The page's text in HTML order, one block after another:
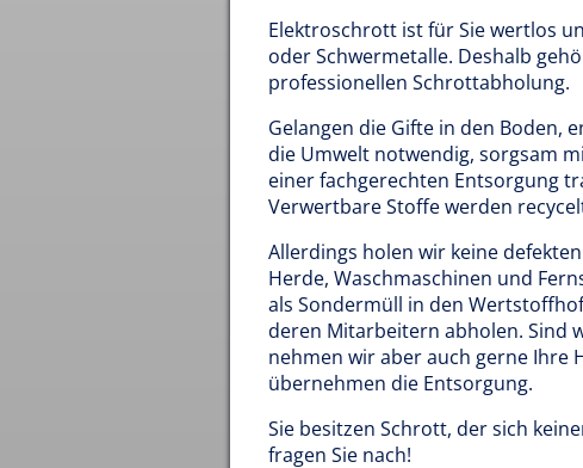
Elektroschrott ist für Sie wertlos
oder Schwermetalle. Deshalb
professionellen Schrottabholung.
Gelangen die Gifte in den Boden,
die Umwelt notwendig, sorgsam
einer fachgerechten Entsorgung
Verwertbare Stoffe werden
Allerdings holen wir keine
Herde, Waschmaschinen und
als Sondermüll in den
deren Mitarbeitern abholen. Sind
nehmen wir aber auch gerne Ihre
übernehmen die Entsorgung.
Sie besitzen Schrott, der sich
fragen Sie nach!